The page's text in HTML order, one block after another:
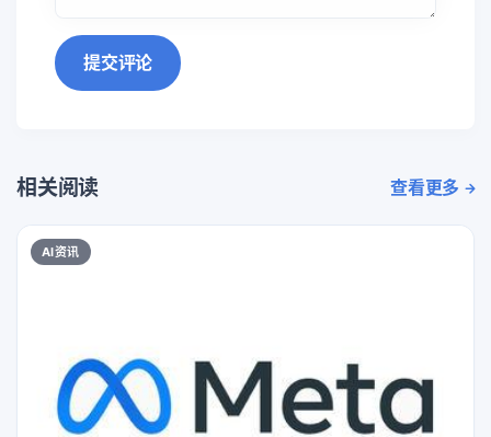
提交评论
相关阅读 查看更多
AI资讯